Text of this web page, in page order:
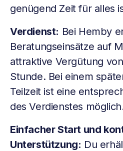
genügend Zeit für alles
Verdienst: Bei Hemby
Beratungseinsätze auf
attraktive Vergütung
Stunde. Bei einem
Teilzeit ist eine
des Verdienstes
Einfacher Start und
Unterstützung: Du